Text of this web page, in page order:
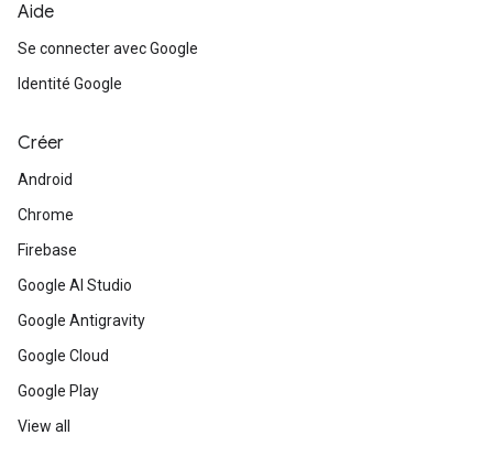
Aide
Se connecter avec Google
Identité Google
Créer
Android
Chrome
Firebase
Google AI Studio
Google Antigravity
Google Cloud
Google Play
View all